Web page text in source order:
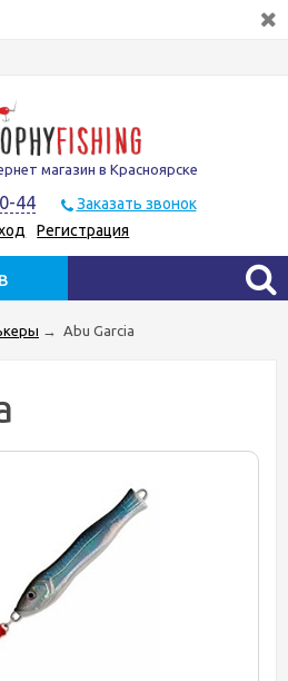
магазин в Красноярске
44
Заказать звонок
Регистрация
→ Abu Garcia